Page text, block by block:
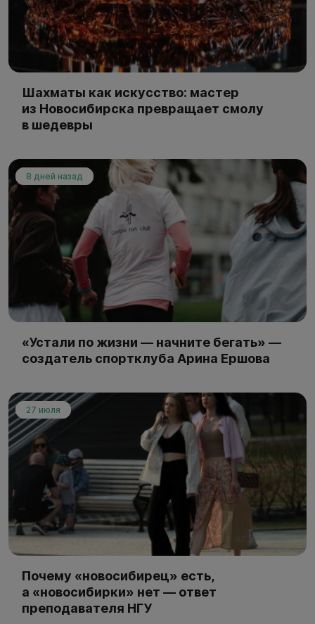
Шахматы как искусство: мастер
из Новосибирска превращает смолу
в шедевры
8 дней назад
«Устали по жизни — начните бегать» —
создатель спортклуба Арина Ершова
27 июля
Почему «новосибирец» есть,
а «новосибирки» нет — ответ
преподавателя НГУ